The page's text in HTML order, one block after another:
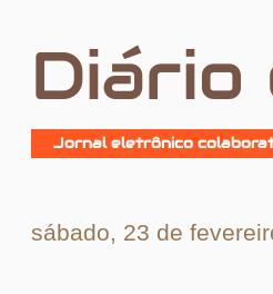
Diário
Jornal eletrônico
sábado, 23 de